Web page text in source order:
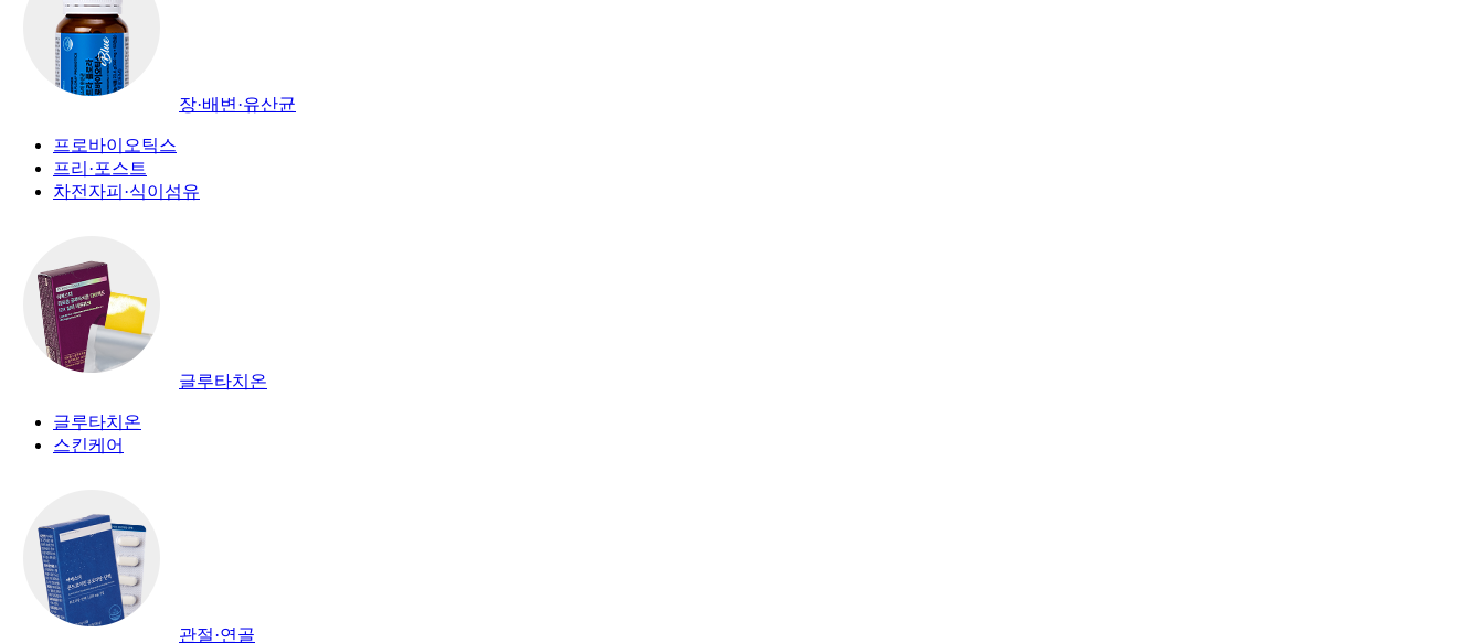
장·배변·유산균
프로바이오틱스
프리·포스트
차전자피·식이섬유
글루타치온
글루타치온
스킨케어
관절·연골